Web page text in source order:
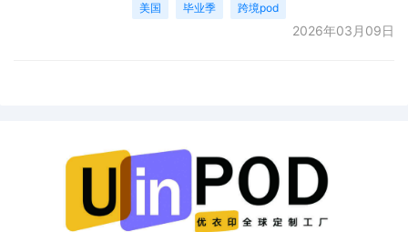
美国 毕业季 跨境pod
2026年03月09日